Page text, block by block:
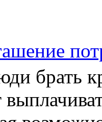
брать